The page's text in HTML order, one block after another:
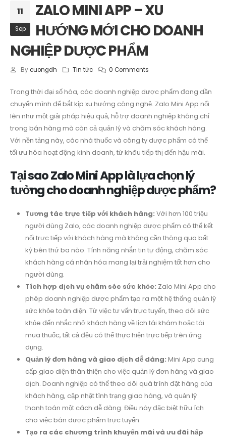
11
Sep
ZALO MINI APP – XU
HƯỚNG MỚI CHO DOANH
NGHIỆP DƯỢC PHẨM
By cuongdh Tin tức 0 Comments
Trong thời đại số hóa, các doanh nghiệp dược phẩm đang dần
chuyển mình để bắt kịp xu hướng công nghệ. Zalo Mini App nổi
lên như một giải pháp hiệu quả, hỗ trợ doanh nghiệp không chỉ
trong bán hàng mà còn cả quản lý và chăm sóc khách hàng.
Với nền tảng này, các nhà thuốc và công ty dược phẩm có thể
tối ưu hóa hoạt động kinh doanh, từ khâu tiếp thị đến hậu mãi.
Tại sao Zalo Mini App là lựa chọn lý
tưởng cho doanh nghiệp dược phẩm?
Tương tác trực tiếp với khách hàng: Với hơn 100 triệu
người dùng Zalo, các doanh nghiệp dược phẩm có thể kết
nối trực tiếp với khách hàng mà không cần thông qua bất
kỳ bên thứ ba nào. Tính năng nhắn tin tự động, chăm sóc
khách hàng cá nhân hóa mang lại trải nghiệm tốt hơn cho
người dùng.
Tích hợp dịch vụ chăm sóc sức khỏe: Zalo Mini App cho
phép doanh nghiệp dược phẩm tạo ra một hệ thống quản lý
sức khỏe toàn diện. Từ việc tư vấn trực tuyến, theo dõi sức
khỏe đến nhắc nhở khách hàng về lịch tái khám hoặc tái
mua thuốc, tất cả đều có thể thực hiện trực tiếp trên ứng
dụng.
Quản lý đơn hàng và giao dịch dễ dàng: Mini App cung
cấp giao diện thân thiện cho việc quản lý đơn hàng và giao
dịch. Doanh nghiệp có thể theo dõi quá trình đặt hàng của
khách hàng, cập nhật tình trạng giao hàng, và quản lý
thanh toán một cách dễ dàng. Điều này đặc biệt hữu ích
cho việc bán dược phẩm trực tuyến.
Tạo ra các chương trình khuyến mãi và ưu đãi hấp